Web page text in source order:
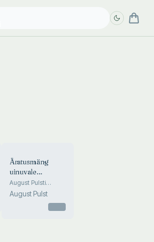
Äratusmäng
uinuvale
rahvamuusikale
August Pulsti
mälestusi
August Pulst